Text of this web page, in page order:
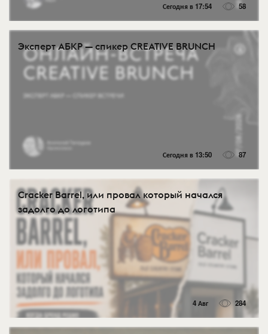
Сегодня в 17:54 58
Эксперт АБКР — спикер CREATIVE BRUNCH
Сегодня в 13:50 87
Cracker Barrel, или провал который начался
задолго до логотипа
4 Авг 284